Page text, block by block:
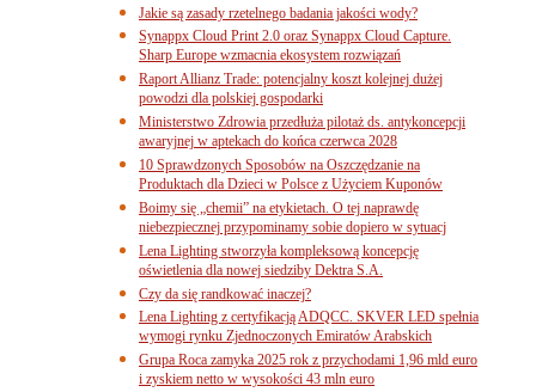
Jakie są zasady rzetelnego badania jakości wody?
Synappx Cloud Print 2.0 oraz Synappx Cloud Capture.
Sharp Europe wzmacnia ekosystem rozwiązań
Raport Allianz Trade: potencjalny koszt kolejnej dużej
powodzi dla polskiej gospodarki
Ministerstwo Zdrowia przedłuża pilotaż ds. antykoncepcji
awaryjnej w aptekach do końca czerwca 2028
10 Sprawdzonych Sposobów na Oszczędzanie na
Produktach dla Dzieci w Polsce z Użyciem Kuponów
Boimy się „chemii” na etykietach. O tej naprawdę
niebezpiecznej przypominamy sobie dopiero w sytuacj
Lena Lighting stworzyła kompleksową koncepcję
oświetlenia dla nowej siedziby Dektra S.A.
Czy da się randkować inaczej?
Lena Lighting z certyfikacją ADQCC. SKVER LED spełnia
wymogi rynku Zjednoczonych Emiratów Arabskich
Grupa Roca zamyka 2025 rok z przychodami 1,96 mld euro
i zyskiem netto w wysokości 43 mln euro